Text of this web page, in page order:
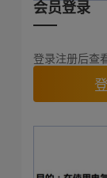
会员登录
登录注册后查